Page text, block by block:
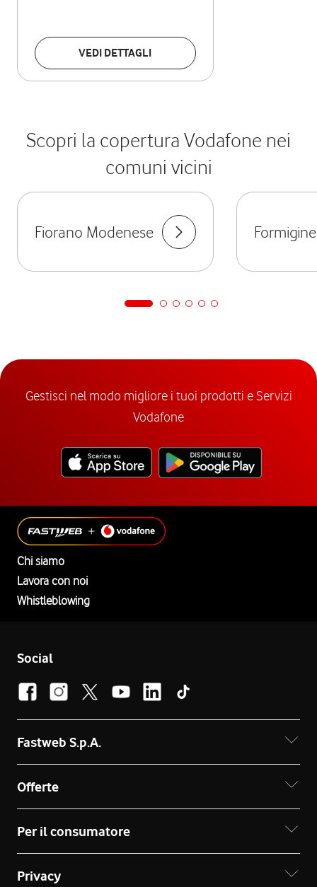
VEDI DETTAGLI
Scopri la copertura Vodafone nei
comuni vicini
Fiorano Modenese Formigine
Gestisci nel modo migliore i tuoi prodotti e Servizi
Vodafone
Chi siamo
Lavora con noi
Whistleblowing
Social
Fastweb S.p.A.
Offerte
Per il consumatore
Privacy